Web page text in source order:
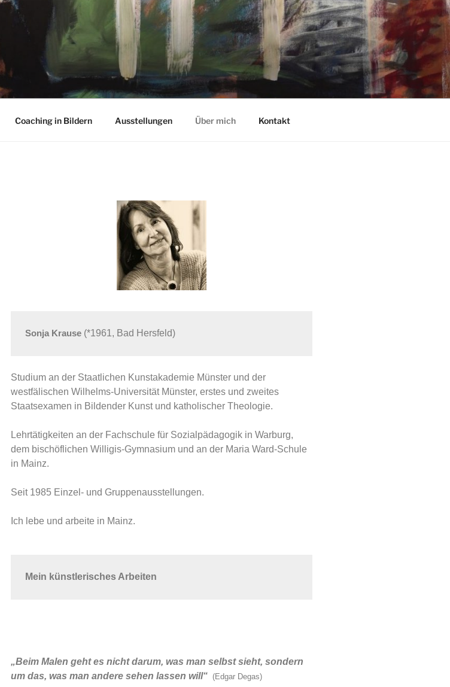
Coaching in Bildern Ausstellungen Über mich Kontakt
Sonja Krause (*1961, Bad Hersfeld)
Studium an der Staatlichen Kunstakademie Münster und der
westfälischen Wilhelms-Universität Münster, erstes und zweites
Staatsexamen in Bildender Kunst und katholischer Theologie.
Lehrtätigkeiten an der Fachschule für Sozialpädagogik in Warburg,
dem bischöflichen Willigis-Gymnasium und an der Maria Ward-Schule
in Mainz.
Seit 1985 Einzel- und Gruppenausstellungen.
Ich lebe und arbeite in Mainz.
Mein künstlerisches Arbeiten
„Beim Malen geht es nicht darum, was man selbst sieht, sondern
um das, was man andere sehen lassen will“ (Edgar Degas)